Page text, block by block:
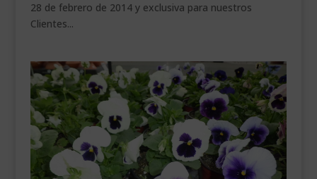
28 de febrero de 2014 y exclusiva para nuestros
Clientes...